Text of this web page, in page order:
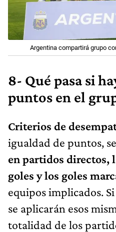
Argentina compartirá grupo
8- Qué pasa si
puntos en el
Criterios de
igualdad de puntos,
en partidos directos,
goles y los goles
equipos implicados.
se aplicarán esos
totalidad de los